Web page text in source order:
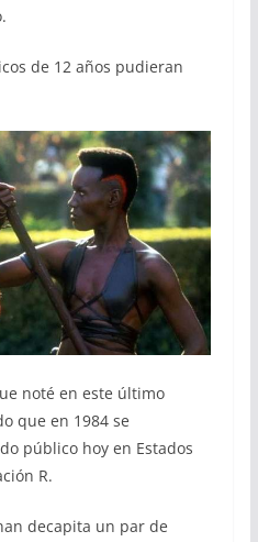
de 12 años pudieran
noté en este último
que en 1984 se
público hoy en Estados
R.
decapita un par de